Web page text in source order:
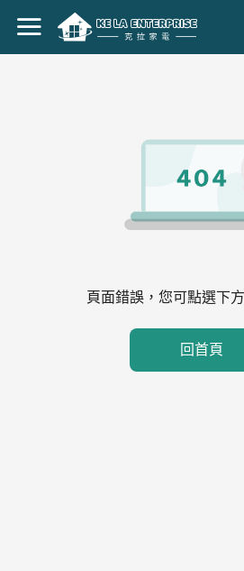
頁面錯誤，您可點選下
回首頁